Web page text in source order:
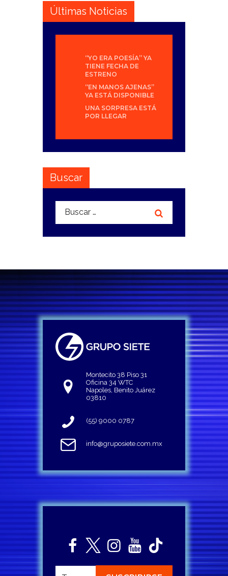
Últimas Noticias
“YO ERA POESÍA” YA
TIENE FECHA DE
ESTRENO
“EN MANOS AJENAS”
YA ESTÁ DISPONIBLE
UNA SORPRESA ESTÁ
POR LLEGAR
Buscar
Buscar:
Montecito 38 Piso 31
Oficina 34 WTC
Napoles, Benito Juárez
03810
(55) 9000 0787
info@gruposiete.com.mx